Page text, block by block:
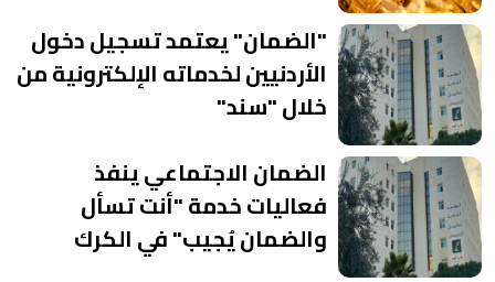
"الضمان" يعتمد تسجيل دخول
الأردنيين لخدماته الإلكترونية من
خلال "سند"
الضمان الاجتماعي ينفذ
فعاليات خدمة "أنت تسأل
والضمان يُجيب" في الكرك